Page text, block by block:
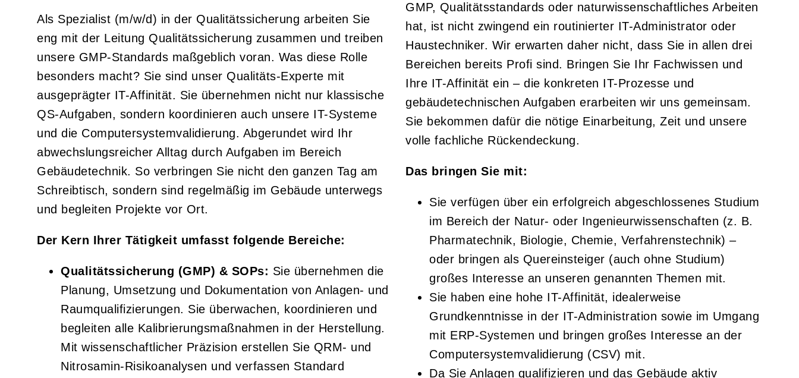
Als Spezialist (m/w/d) in der Qualitätssicherung arbeiten Sie
eng mit der Leitung Qualitätssicherung zusammen und treiben
unsere GMP-Standards maßgeblich voran. Was diese Rolle
besonders macht? Sie sind unser Qualitäts-Experte mit
ausgeprägter IT-Affinität. Sie übernehmen nicht nur klassische
QS-Aufgaben, sondern koordinieren auch unsere IT-Systeme
und die Computersystemvalidierung. Abgerundet wird Ihr
abwechslungsreicher Alltag durch Aufgaben im Bereich
Gebäudetechnik. So verbringen Sie nicht den ganzen Tag am
Schreibtisch, sondern sind regelmäßig im Gebäude unterwegs
und begleiten Projekte vor Ort.
Der Kern Ihrer Tätigkeit umfasst folgende Bereiche:
Qualitätssicherung (GMP) & SOPs: Sie übernehmen die
Planung, Umsetzung und Dokumentation von Anlagen- und
Raumqualifizierungen. Sie überwachen, koordinieren und
begleiten alle Kalibrierungsmaßnahmen in der Herstellung.
Mit wissenschaftlicher Präzision erstellen Sie QRM- und
Nitrosamin-Risikoanalysen und verfassen Standard
GMP, Qualitätsstandards oder naturwissenschaftliches Arbeiten
hat, ist nicht zwingend ein routinierter IT-Administrator oder
Haustechniker. Wir erwarten daher nicht, dass Sie in allen drei
Bereichen bereits Profi sind. Bringen Sie Ihr Fachwissen und
Ihre IT-Affinität ein – die konkreten IT-Prozesse und
gebäudetechnischen Aufgaben erarbeiten wir uns gemeinsam.
Sie bekommen dafür die nötige Einarbeitung, Zeit und unsere
volle fachliche Rückendeckung.
Das bringen Sie mit:
Sie verfügen über ein erfolgreich abgeschlossenes Studium
im Bereich der Natur- oder Ingenieurwissenschaften (z. B.
Pharmatechnik, Biologie, Chemie, Verfahrenstechnik) –
oder bringen als Quereinsteiger (auch ohne Studium)
großes Interesse an unseren genannten Themen mit.
Sie haben eine hohe IT-Affinität, idealerweise
Grundkenntnisse in der IT-Administration sowie im Umgang
mit ERP-Systemen und bringen großes Interesse an der
Computersystemvalidierung (CSV) mit.
Da Sie Anlagen qualifizieren und das Gebäude aktiv